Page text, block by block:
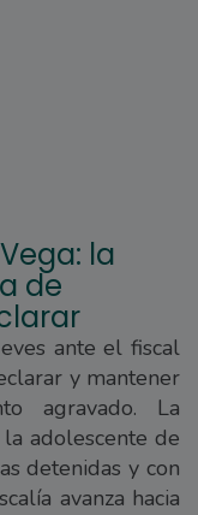
la
de
ante el fiscal
y mantener
agravado. La
adolescente de
detenidas y con
avanza hacia